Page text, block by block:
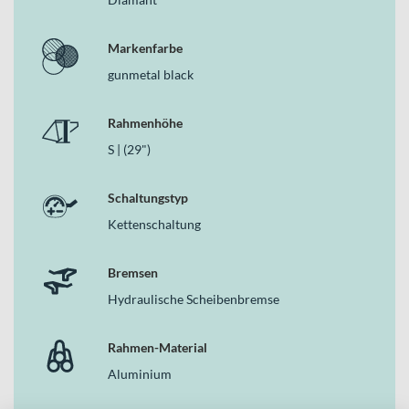
überzeugt
Als vielseitiges Mountainbike zeigt das GIANT Stance 2, was
mm und 120 mm Federweg sowie zuverlässige Bremsperformance
durch hydraulische Scheibenbremsen. Erhältlich in „gunmetal
durchdachter Trail-Technik – ideal für dich, wenn du ein
ausgewogenes Fully für abwechslungsreiche Offroad-Abenteuer
Markenfarbe
gunmetal black
Rahmenhöhe
S | (29")
Schaltungstyp
Kettenschaltung
Bremsen
Hydraulische Scheibenbremse
Rahmen-Material
Aluminium